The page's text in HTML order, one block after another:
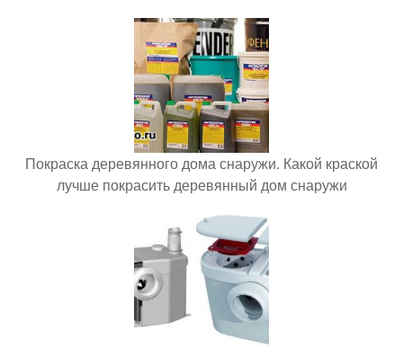
Покраска деревянного дома снаружи. Какой краской
лучше покрасить деревянный дом снаружи